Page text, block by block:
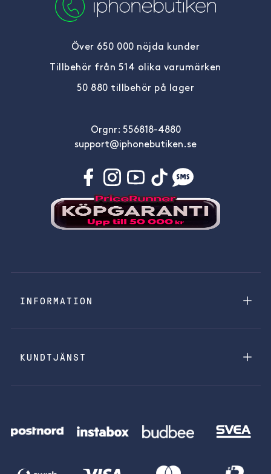
Över 650 000 nöjda kunder
Tillbehör från 514 olika varumärken
50 880 tillbehör på lager
Orgnr: 556818-4880
support@iphonebutiken.se
INFORMATION
KUNDTJÄNST